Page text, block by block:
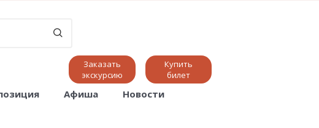
Заказать
экскурсию
Купить
билет
Афиша
Новости